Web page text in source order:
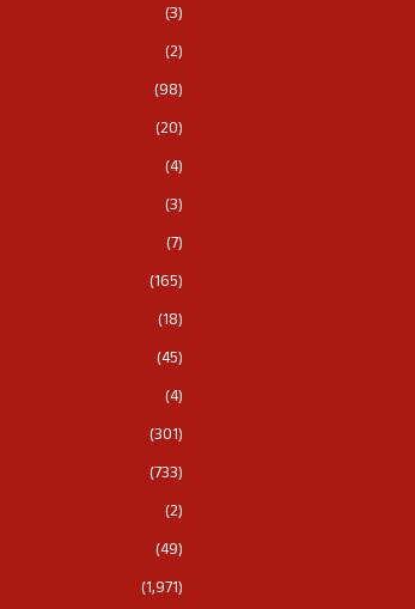
(3)
(2)
(98)
(20)
(4)
(3)
(7)
(165)
(18)
(45)
(4)
(301)
(733)
(2)
(49)
(1,971)